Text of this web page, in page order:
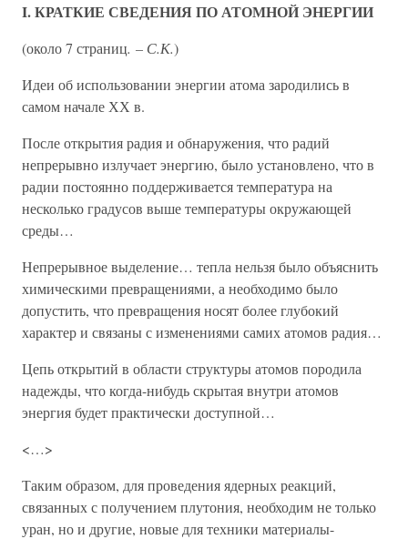
I. КРАТКИЕ СВЕДЕНИЯ ПО АТОМНОЙ ЭНЕРГИИ
(около 7 страниц. – С.К.)
Идеи об использовании энергии атома зародились в
самом начале ХХ в.
После открытия радия и обнаружения, что радий
непрерывно излучает энергию, было установлено, что в
радии постоянно поддерживается температура на
несколько градусов выше температуры окружающей
среды…
Непрерывное выделение… тепла нельзя было объяснить
химическими превращениями, а необходимо было
допустить, что превращения носят более глубокий
характер и связаны с изменениями самих атомов радия…
Цепь открытий в области структуры атомов породила
надежды, что когда-нибудь скрытая внутри атомов
энергия будет практически доступной…
<…>
Таким образом, для проведения ядерных реакций,
связанных с получением плутония, необходим не только
уран, но и другие, новые для техники материалы-